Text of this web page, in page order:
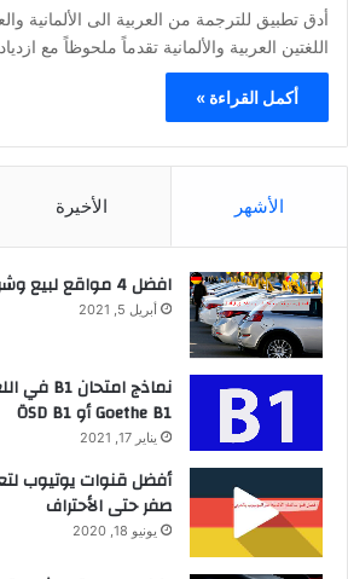
أدق تطبيق للترجمة من العربية الى الألمانية
اللغتين العربية والألمانية تقدماً ملحوظاً مع
أكمل القراءة »
الأشهر الأخيرة
افضل 4 مواقع لبيع وشراء السيارات في ألمانيا
أبريل 5, 2021
Goethe B1 أو ÖSD B1
يناير 17, 2021
أفضل قنوات يوتيوب
صفر حتى الأحتراف
يونيو 18, 2020